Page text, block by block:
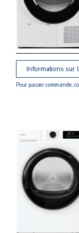
Informations sur
Pour passer commande,